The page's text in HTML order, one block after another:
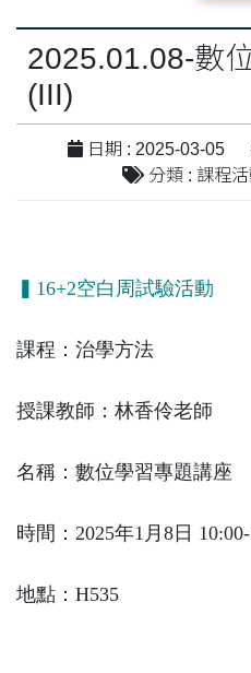
2025.01.08-數
(III)
日期 : 2025-03-05
分類 : 課程活
▍16+2空白周試驗活動
課程：治學方法
授課教師：林香伶老師
名稱：數位學習專題講座
時間：2025年1月8日
地點：H535